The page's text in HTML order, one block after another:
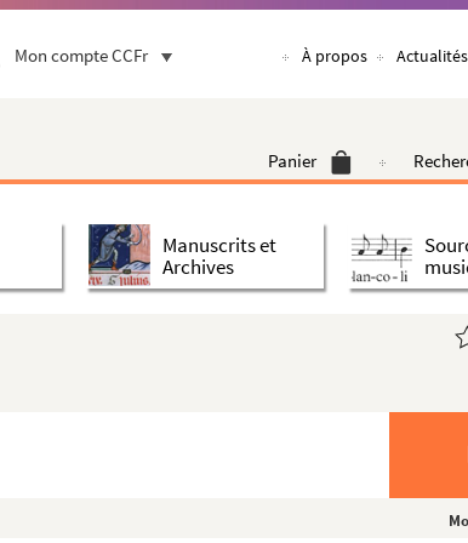
Mon compte CCFr À propos Actualités
Panier
Manuscrits et
Archives